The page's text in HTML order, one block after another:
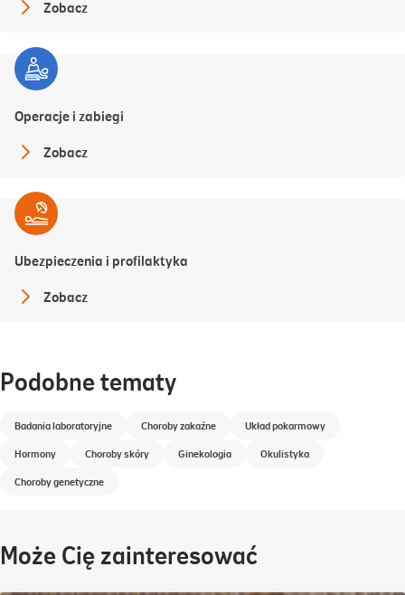
Zobacz
Operacje i zabiegi
Zobacz
Ubezpieczenia i profilaktyka
Zobacz
Podobne tematy
Badania laboratoryjne Choroby zakaźne
Układ pokarmowy
Hormony
Choroby skóry Ginekologia
Okulistyka
Choroby genetyczne
Może Cię zainteresować